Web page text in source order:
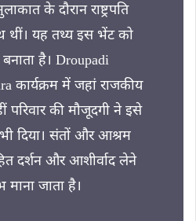
के दौरान राष्ट्रपति
थीं। यह तथ्य इस भेंट को
है। Droupadi
कार्यक्रम में जहां राजकीय
परिवार की मौजूदगी ने इसे
दिया। संतों और आश्रम
दर्शन और आशीर्वाद लेने
जाता है।